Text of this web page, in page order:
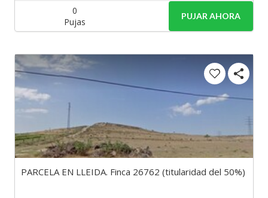
0
Pujas
PUJAR AHORA
PARCELA EN LLEIDA. Finca 26762 (titularidad del 50%)